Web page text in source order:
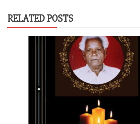
RELATED POSTS